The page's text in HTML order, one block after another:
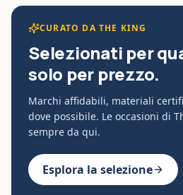
CURATO DA THE KING
Selezionati per
solo per prezzo.
Marchi affidabili, materiali
dove possibile. Le occasioni di
sempre da qui.
Esplora la selezione